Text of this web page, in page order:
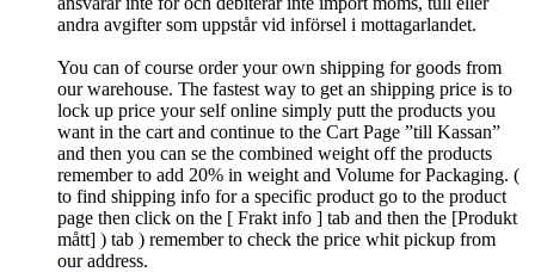
andra avgifter som uppstår vid införsel i mottagarlandet.
You can of course order your own shipping for goods from
our warehouse. The fastest way to get an shipping price is to
lock up price your self online simply putt the products you
want in the cart and continue to the Cart Page ”till Kassan”
and then you can se the combined weight off the products
remember to add 20% in weight and Volume for Packaging. (
to find shipping info for a specific product go to the product
page then click on the [ Frakt info ] tab and then the [Produkt
mått] ) tab ) rememberto check the price whit pickup from
our address.